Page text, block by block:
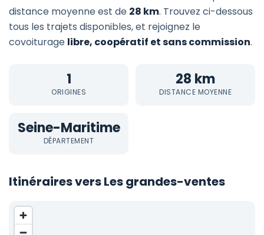
distance moyenne est de 28 km. Trouvez ci-dessous
tous les trajets disponibles, et rejoignez le
covoiturage libre, coopératif et sans commission.
1
ORIGINES
28 km
DISTANCE MOYENNE
Seine-Maritime
DÉPARTEMENT
Itinéraires vers Les grandes-ventes